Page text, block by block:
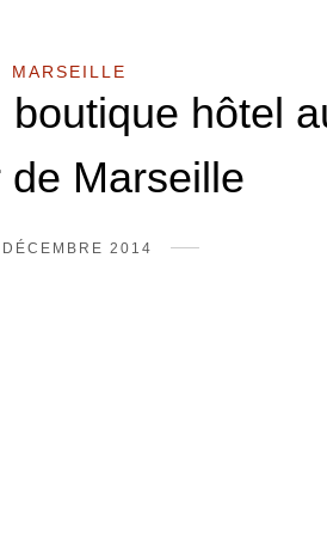
MARSEILLE
hôtel
de Marseille
2014